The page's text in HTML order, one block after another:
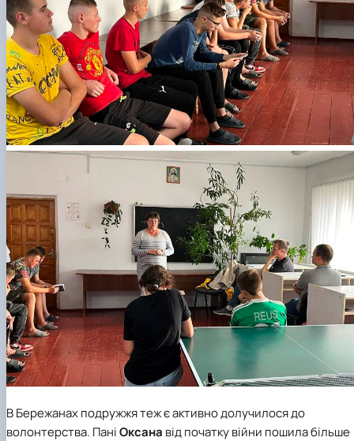
В Бережанах подружжя теж є активно долучилося до
волонтерства. ПаніОксана від початку війни пошила більше